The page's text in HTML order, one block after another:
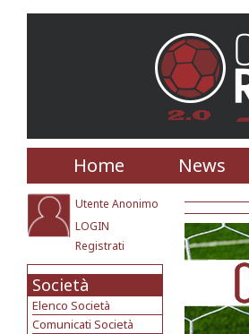
Home News
Utente Anonimo
LOGIN
Registrati
Società
Elenco Società
Comunicati Società